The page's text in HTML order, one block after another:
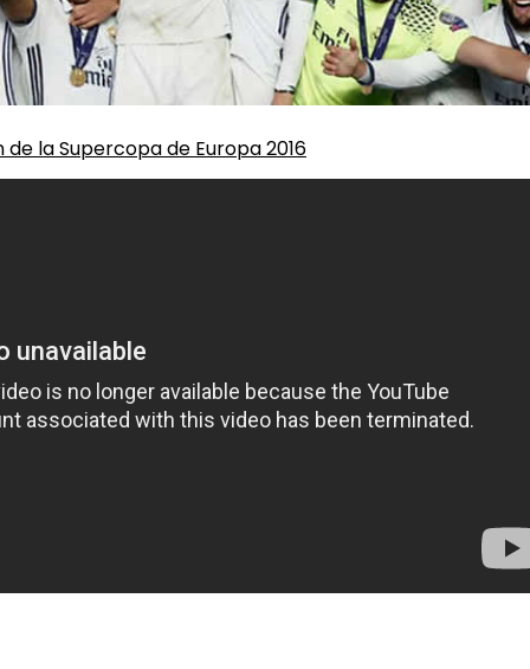
la Supercopa de Europa 2016